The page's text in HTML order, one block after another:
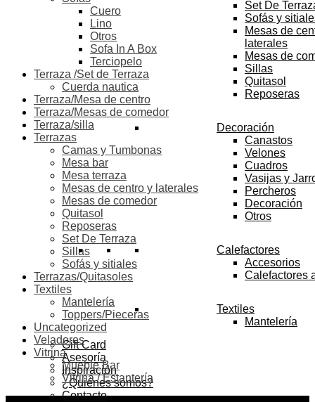
Set De
Sofás y
Mesas de
laterales
Mesas de
Sillas
Quitasol
Reposeras
Decoración
Canastos
Velones
Cuadros
Vasijas y
Percheros
Decoración
Otros
Calefactores
Accesorios
Calefactores
Textiles
Mantelería
Gift Card
Asesoría
Inspiración
¿Quiénes somos?
Contacto
Cuero
Lino
Otros
Sofa In A Box
Terciopelo
Terraza /Set de Terraza
Cuerda nautica
Terraza/Mesa de centro
Terraza/Mesas de comedor
Terraza/silla
Terrazas
Camas y Tumbonas
Mesa bar
Mesa terraza
Mesas de centro y laterales
Mesas de comedor
Quitasol
Reposeras
Set De Terraza
Sillas
Sofás y sitiales
Terrazas/Quitasoles
Textiles
Mantelería
Toppers/Pieceras
Uncategorized
Veladores
Vitrina
Mueble Bar
Vitrina / Estantería